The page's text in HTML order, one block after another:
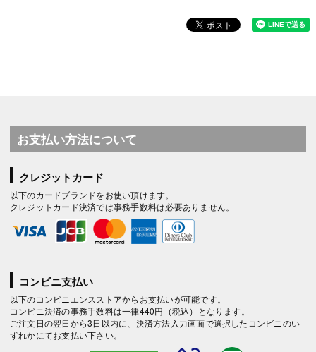
お支払い方法について
クレジットカード
以下のカードブランドをお使い頂けます。
クレジットカード決済では事務手数料は必要ありません。
コンビニ支払い
以下のコンビニエンスストアからお支払いが可能です。
コンビニ決済の事務手数料は一律440円（税込）となります。
ご注文日の翌日から3日以内に、決済方法入力画面で選択したコンビニのい
ずれかにてお支払い下さい。